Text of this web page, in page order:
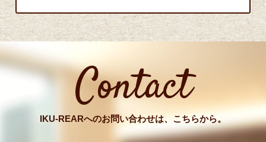
Contact
IKU-REARへのお問い合わせは、こちらから。